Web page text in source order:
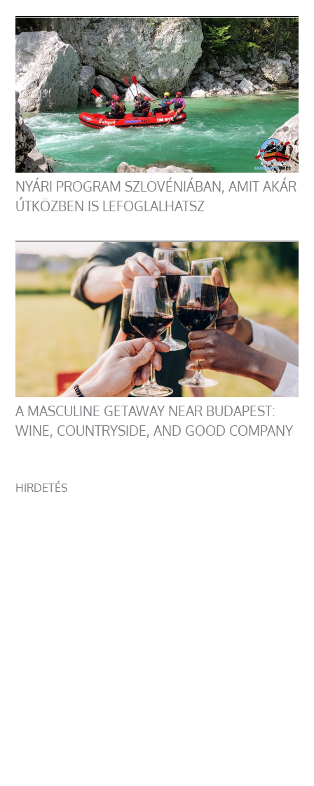
NYÁRI PROGRAM SZLOVÉNIÁBAN, AMIT AKÁR
ÚTKÖZBEN IS LEFOGLALHATSZ
A MASCULINE GETAWAY NEAR BUDAPEST:
WINE, COUNTRYSIDE, AND GOOD COMPANY
HIRDETÉS